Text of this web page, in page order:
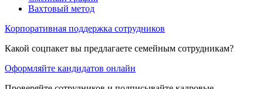
Вахтовый метод
Корпоративная поддержка сотрудников
Какой соцпакет вы предлагаете семейным сотрудникам?
Оформляйте кандидатов онлайн